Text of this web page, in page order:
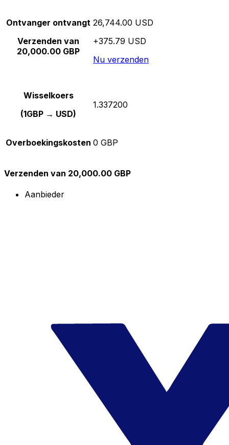
Ontvanger ontvangt
Verzenden van
20,000.00 GBP
26,744.00 USD
+375.79 USD
Nu verzenden
Wisselkoers
(1GBP → USD)
1.337200
Overboekingskosten 0 GBP
Verzenden van 20,000.00 GBP
Aanbieder